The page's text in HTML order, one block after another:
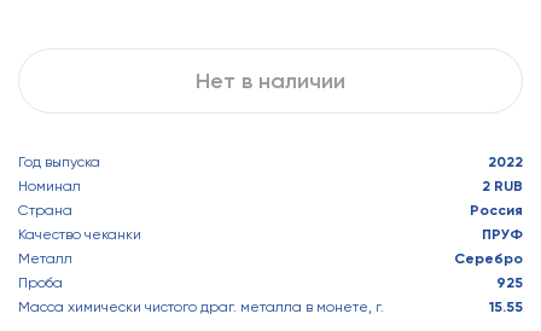
Нет в наличии
Год выпуска
2022
Номинал
2 RUB
Страна
Россия
Качество чеканки
ПРУФ
Металл
Серебро
Проба
925
Масса химически чистого драг. металла в монете, г.
15.55